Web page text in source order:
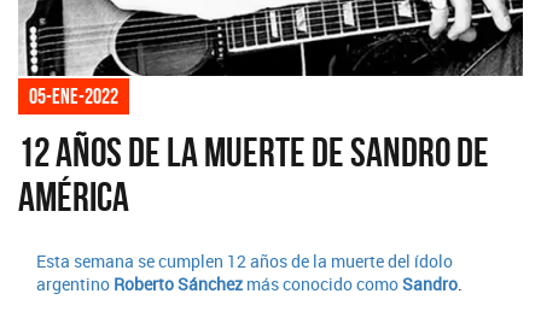
05-ene-2022
12 años de la muerte de Sandro de
América
Esta semana se cumplen 12 años de la muerte del ídolo
argentino Roberto Sánchez más conocido comoSandro.